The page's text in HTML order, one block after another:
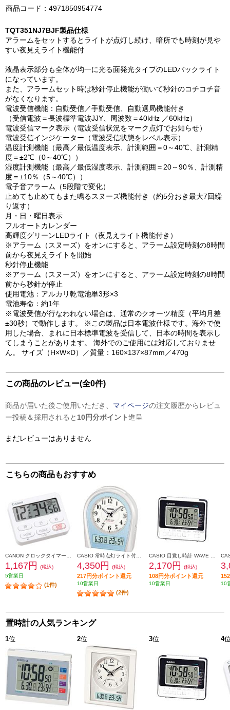
商品コード：4971850954774
TQT351NJ7BJF製品仕様
アラームをセットするとライトが点灯し続け、暗所でも時刻が見や
すい夜見えライト機能付
液晶表示部分も全体が均一に光る面発光タイプのLEDバックライト
になっています。
また、アラームセット時は秒針停止機能が働いて秒針のコチコチ音
がなくなります。
電波受信機能：自動受信／手動受信、自動選局機能付き
（受信電波＝長波標準電波JJY、周波数＝40kHz ／60kHz）
電波受信マーク表示（電波受信状況をマーク点灯でお知らせ）
電波受信インジケーター（電波受信状態をレベル表示）
温度計測機能（最高／最低温度表示、計測範囲＝0～40℃、計測精
度＝±2℃（0～40℃））
湿度計測機能（最高／最低湿度表示、計測範囲＝20～90％、計測精
度＝±10％（5～40℃））
電子音アラーム（5段階で変化）
止めても止めてもまた鳴るスヌーズ機能付き（約5分おき最大7回繰
り返す）
月・日・曜日表示
フルオートカレンダー
高輝度グリーンLEDライト（夜見えライト機能付き）
※アラーム（スヌーズ）をオンにすると、アラーム設定時刻の8時間
前から夜見えライトを開始
秒針停止機能
※アラーム（スヌーズ）をオンにすると、アラーム設定時刻の8時間
前から秒針が停止
使用電池：アルカリ乾電池単3形×3
電池寿命：約1年
※電波受信が行なわれない場合は、通常のクオーツ精度（平均月差
±30秒）で動作します。 ※この製品は日本電波仕様です。海外で使
用した場合、まれに日本標準電波を受信して、日本の時間を表示し
てしまうことがあります。 海外でのご使用には対応しておりませ
ん。 サイズ（H×W×D）／質量：160×137×87mm／470g
この商品のレビュー(全0件)
商品が届いた後ご使用いただき、 マイページの注文履歴からレビュ
ー投稿＆採用されると 10円分ポイント進呈
まだレビューはありません
こちらの商品もおすすめ
1,167円
(税込)
5営業日
(1件)
4,350円 (税込)
217円分ポイント還元
10営業日
(2件)
2,170円 (税込)
108円分ポイント還元
10営業日 10
置時計の人気ランキング
1位 2位 3位 4